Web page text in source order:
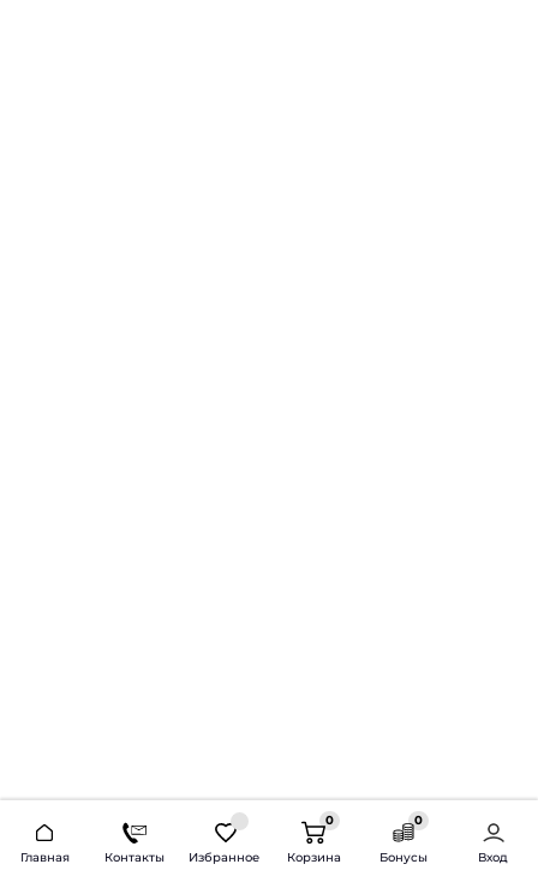
Главная Контакты Избранное
0
Корзина
0
Бонусы Вход
2026 © Продажа и установка автозвука.
Доставка по всей России и СНГ